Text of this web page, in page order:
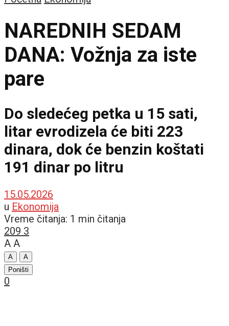
NAREDNIH SEDAM
DANA: Vožnja za iste
pare
Do sledećeg petka u 15 sati,
litar evrodizela će biti 223
dinara, dok će benzin koštati
191 dinar po litru
15.05.2026
u Ekonomija
Vreme čitanja: 1 min čitanja
209 3
A A
A
A
Poništi
0